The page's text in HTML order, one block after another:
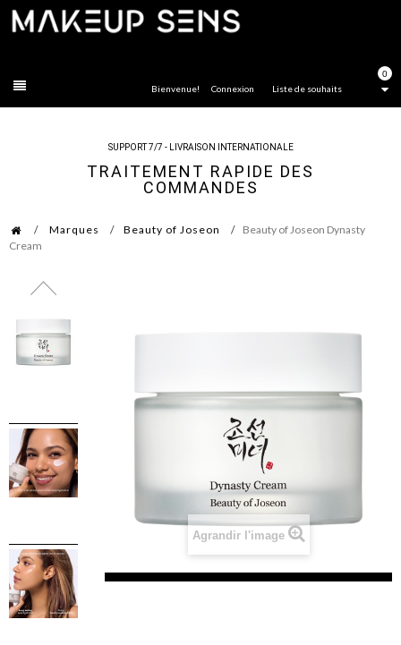
0
Liste de souhaits
Bienvenue! Connexion
SUPPORT 7/7 - LIVRAISON INTERNATIONALE
TRAITEMENT RAPIDE DES
COMMANDES
Marques Beauty of Joseon
Beauty of Joseon Dynasty
Cream
Agrandir l'image